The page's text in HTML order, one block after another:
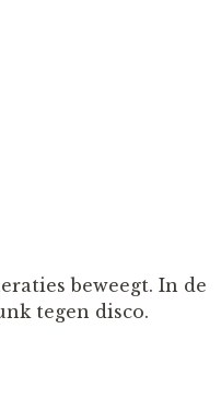
beweegt. In de
tegen disco.